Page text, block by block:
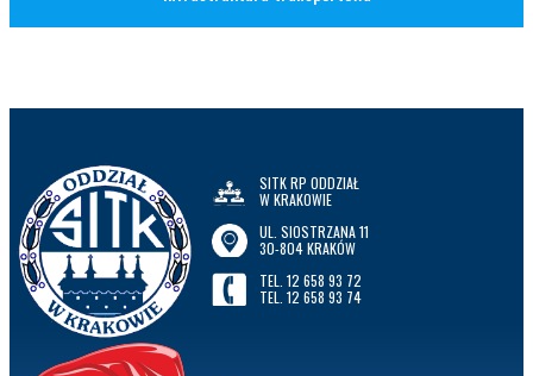
SITK RP ODDZIAŁ
W KRAKOWIE
UL. SIOSTRZANA 11
30-804 KRAKÓW
TEL. 12 658 93 72
TEL. 12 658 93 74